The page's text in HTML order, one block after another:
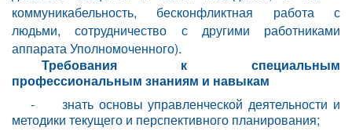
коммуникабельность, бесконфликтная работа с
людьми, сотрудничество с другими работниками
аппарата Уполномоченного).
Требования к специальным
профессиональным знаниям и навыкам
-
знать основы управленческой деятельности и
методики текущего и перспективного планирования;